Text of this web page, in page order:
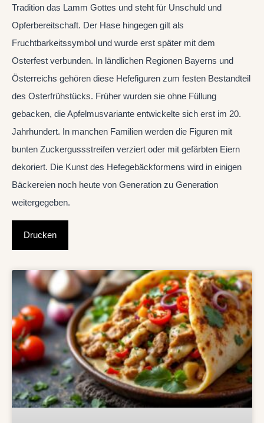
Tradition das Lamm Gottes und steht für Unschuld und
Opferbereitschaft. Der Hase hingegen gilt als
Fruchtbarkeitssymbol und wurde erst später mit dem
Osterfest verbunden. In ländlichen Regionen Bayerns und
Österreichs gehören diese Hefefiguren zum festen Bestandteil
des Osterfrühstücks. Früher wurden sie ohne Füllung
gebacken, die Apfelmusvariante entwickelte sich erst im 20.
Jahrhundert. In manchen Familien werden die Figuren mit
bunten Zuckergussstreifen verziert oder mit gefärbten Eiern
dekoriert. Die Kunst des Hefegebäckformens wird in einigen
Bäckereien noch heute von Generation zu Generation
weitergegeben.
Drucken